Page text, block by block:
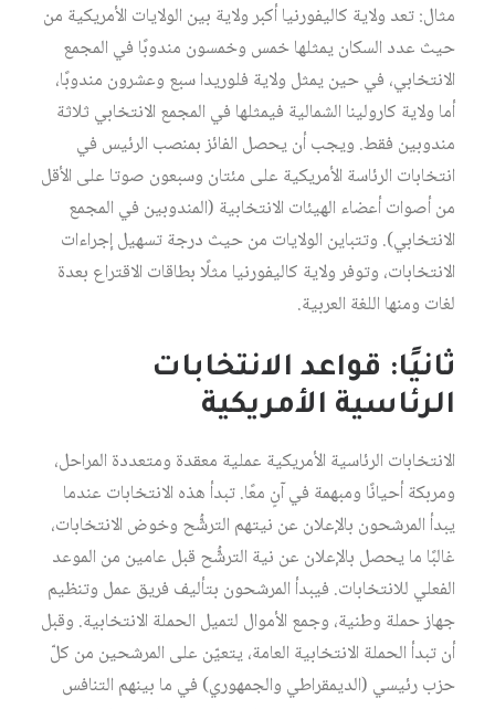
مثال: تعد ولاية كاليفورنيا أكبر ولاية بين الولايات الأمريكية من
حيث عدد السكان يمثلها خمس وخمسون مندوبًا في المجمع
الانتخابي، في حين يمثل ولاية فلوريدا سبع وعشرون مندوبًا،
أما ولاية كارولينا الشمالية فيمثلها في المجمع الانتخابي ثلاثة
مندوبين فقط. ويجب أن يحصل الفائز بمنصب الرئيس في
انتخابات الرئاسة الأمريكية على مئتان وسبعون صوتا على الأقل
من أصوات أعضاء الهيئات الانتخابية (المندوبين في المجمع
الانتخابي). وتتباين الولايات من حيث درجة تسهيل إجراءات
الانتخابات، وتوفر ولاية كاليفورنيا مثلًا بطاقات الاقتراع بعدة
لغات ومنها اللغة العربية.
ثانيًا: قواعد الانتخابات
الرئاسية الأمريكية
الانتخابات الرئاسية الأمريكية عملية معقدة ومتعددة المراحل،
ومربكة أحيانًا ومبهمة في آنٍ معًا. تبدأ هذه الانتخابات عندما
يبدأ المرشحون بالإعلان عن نيتهم الترشُّح وخوض الانتخابات،
غالبًا ما يحصل بالإعلان عن نية الترشُّح قبل عامين من الموعد
الفعلي للانتخابات. فيبدأ المرشحون بتأليف فريق عمل وتنظيم
جهاز حملة وطنية، وجمع الأموال لتميل الحملة الانتخابية. وقبل
أن تبدأ الحملة الانتخابية العامة، يتعيّن على المرشحين من كلّ
حزب رئيسي (الديمقراطي والجمهوري) في ما بينهم التنافس